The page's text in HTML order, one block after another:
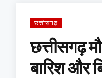
छत्तीसगढ़
छत्तीसगढ़
बारिश और